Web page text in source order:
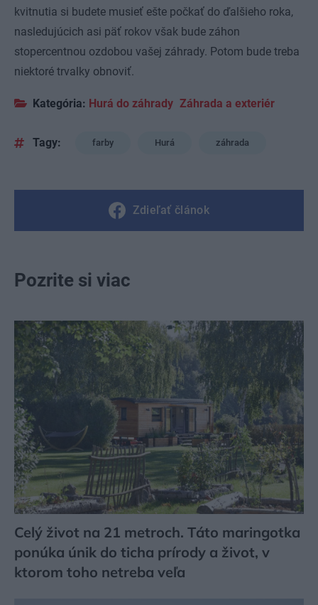
kvitnutia si budete musieť ešte počkať do ďalšieho roka,
nasledujúcich asi päť rokov však bude záhon
stopercentnou ozdobou vašej záhrady. Potom bude treba
niektoré trvalky obnoviť.
Kategória: Hurá do záhrady Záhrada a exteriér
Tagy: farby Hurá záhrada
Zdieľať článok
Pozrite si viac
Celý život na 21 metroch. Táto maringotka
ponúka únik do ticha prírody a život, v
ktorom toho netreba veľa